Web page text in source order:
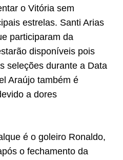
o Vitória sem
estrelas. Santi Arias
participaram da
disponíveis pois
seleções durante a Data
Araújo também é
a dores
é o goleiro Ronaldo,
o fechamento da